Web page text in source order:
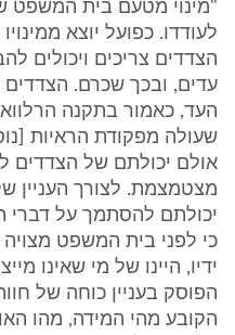
"מינוי מטעם בית המשפט
לעודדו. כפועל יוצא
הצדדים צריכים ויכולים
עדים, ובכך שכרם.
העד, כאמור בתקנה
אולם יכולתם של הצדדים
מצטמצמת. לצורך העניין
יכולתם להסתמך על
כי לפני בית המשפט
ידיו, היינו של מי שאינו
הפוסק בעניין כוחה של
הקובע מהי המידה, מהו